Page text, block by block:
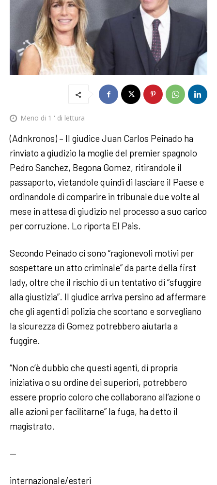
Meno di 1 ' di lettura
(Adnkronos) – Il giudice Juan Carlos Peinado ha
rinviato a giudizio la moglie del premier spagnolo
Pedro Sanchez, Begona Gomez, ritirandole il
passaporto, vietandole quindi di lasciare il Paese e
ordinandole di comparire in tribunale due volte al
mese in attesa di giudizio nel processo a suo carico
per corruzione. Lo riporta El Paìs.
Secondo Peinado ci sono “ragionevoli motivi per
sospettare un atto criminale” da parte della first
lady, oltre che il rischio di un tentativo di “sfuggire
alla giustizia”. Il giudice arriva persino ad affermare
che gli agenti di polizia che scortano e sorvegliano
la sicurezza di Gomez potrebbero aiutarla a
fuggire.
“Non c’è dubbio che questi agenti, di propria
iniziativa o su ordine dei superiori, potrebbero
essere proprio coloro che collaborano all’azione o
alle azioni per facilitarne” la fuga, ha detto il
magistrato.
—
internazionale/esteri